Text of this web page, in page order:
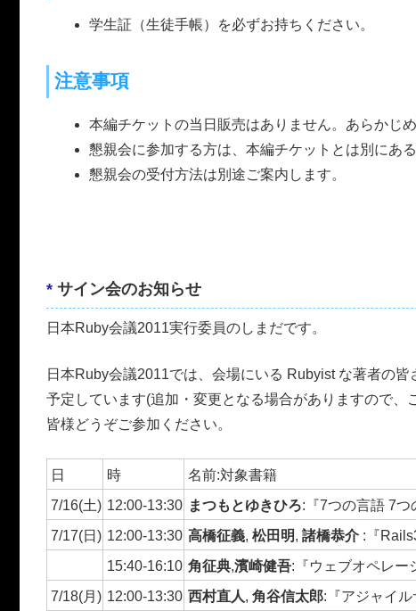
学生証（生徒手帳）を必ずお持ちください。
注意事項
本編チケットの当日販売はありません。あらかじ
懇親会に参加する方は、本編チケットとは別にあ
懇親会の受付方法は別途ご案内します。
* サイン会のお知らせ
日本Ruby会議2011実行委員のしまだです。
日本Ruby会議2011では、会場にいる Rubyist な著者の
予定しています(追加・変更となる場合がありますので、
皆様どうぞご参加ください。
日 時
名前:対象書籍
7/16(土) 12:00-13:30 まつもとゆきひろ:『7つの言語 7つ
7/17(日) 12:00-13:30 高橋征義, 松田明, 諸橋恭介 :『
15:40-16:10 角征典,濱崎健吾:『ウェブオペレー
7/18(月) 12:00-13:30 西村直人, 角谷信太郎:『アジャイ